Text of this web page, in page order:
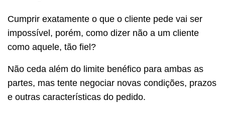
Cumprir exatamente o que o cliente pede vai ser
impossível, porém, como dizer não a um cliente
como aquele, tão fiel?
Não ceda além do limite benéfico para ambas as
partes, mas tente negociar novas condições, prazos
e outras características do pedido.